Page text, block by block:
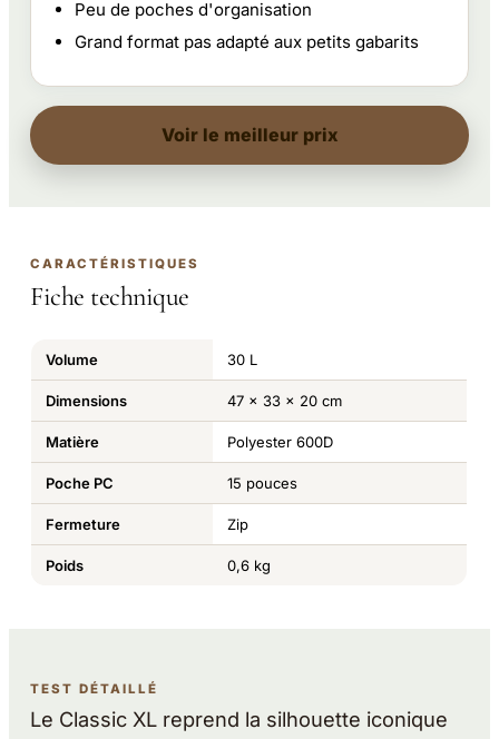
Peu de poches d'organisation
Grand format pas adapté aux petits gabarits
Voir le meilleur prix
CARACTÉRISTIQUES
Fiche technique
Volume 30 L
Dimensions 47 x 33 x 20 cm
Matière Polyester 600D
Poche PC 15 pouces
Fermeture Zip
Poids 0,6 kg
TEST DÉTAILLÉ
Le Classic XL reprend la silhouette iconique